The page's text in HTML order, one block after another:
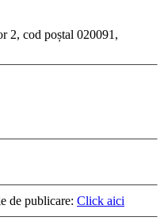
2, cod poștal 020091,
de publicare: Click aici